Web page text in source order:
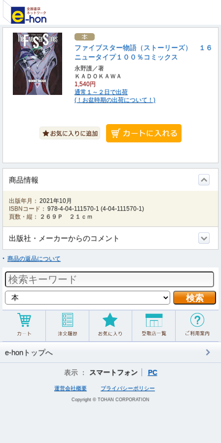
ファイブスター物語（ストーリーズ） １６
ニュータイプ１００％コミックス
永野護／著
ＫＡＤＯＫＡＷＡ
1,540円
通常１～２日で出荷
(！お盆時期の出荷について！)
商品情報
出版年月： 2021年10月
ISBNコード： 978-4-04-111570-1 (4-04-111570-1)
頁数・縦：
２６９Ｐ ２１ｃｍ
出版社・メーカーからのコメント
商品の返品について
e-honトップへ
表示 ： スマートフォン PC
運営会社概要 プライバシーポリシー
Copyright © TOHAN CORPORATION